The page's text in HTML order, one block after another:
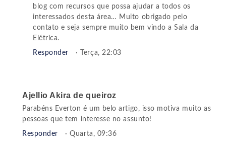
blog com recursos que possa ajudar a todos os
interessados desta área… Muito obrigado pelo
contato e seja sempre muito bem vindo a Sala da
Elétrica.
Responder · Terça, 22:03
Ajellio Akira de queiroz
Parabéns Everton é um belo artigo, isso motiva muito as
pessoas que tem interesse no assunto!
Responder · Quarta, 09:36